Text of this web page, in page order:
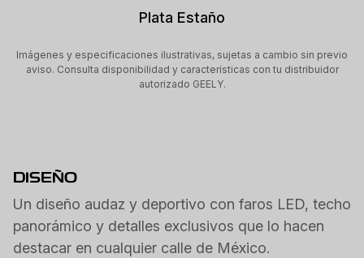
Plata Estaño
Imágenes y especificaciones ilustrativas, sujetas a cambio sin previo
aviso. Consulta disponibilidad y características con tu distribuidor
autorizado GEELY.
DISEÑO
Un diseño audaz y deportivo con faros LED, techo
panorámico y detalles exclusivos que lo hacen
destacar en cualquier calle de México.